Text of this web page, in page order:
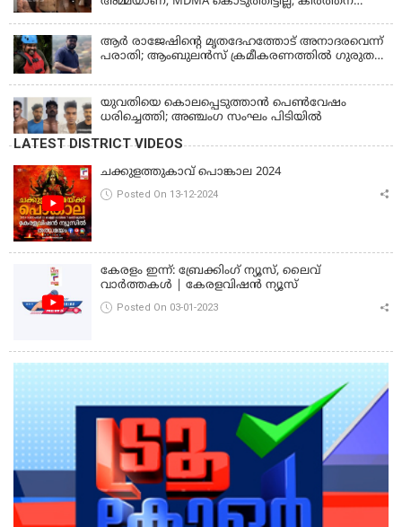
ആര്‍ രാജേഷിന്റെ മൃതദേഹത്തോട് അനാദരവെന്ന്
പരാതി; ആംബുലന്‍സ് ക്രമീകരണത്തില്‍ ഗുരുതര
ഫ്രീസര്‍ സംവിധാനം ഇല്ലാതെയെന്നും ആരോപണം
യുവതിയെ കൊലപ്പെടുത്താൻ പെൺവേഷം
ധരിച്ചെത്തി; അഞ്ചംഗ സംഘം പിടിയിൽ
LATEST DISTRICT VIDEOS
ചക്കുളത്തുകാവ് പൊങ്കാല 2024
Posted On 13-12-2024
കേരളം ഇന്ന്: ബ്രേക്കിംഗ് ന്യൂസ്, ലൈവ്
വാർത്തകൾ | കേരളവിഷൻ ന്യൂസ്
Posted On 03-01-2023